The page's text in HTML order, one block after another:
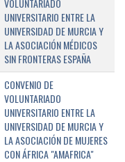
VOLUNTARIADO
UNIVERSITARIO ENTRE LA
UNIVERSIDAD DE MURCIA Y
LA ASOCIACIÓN MÉDICOS
SIN FRONTERAS ESPAÑA
CONVENIO DE
VOLUNTARIADO
UNIVERSITARIO ENTRE LA
UNIVERSIDAD DE MURCIA Y
LA ASOCIACIÓN DE MUJERES
CON ÁFRICA "AMAFRICA"